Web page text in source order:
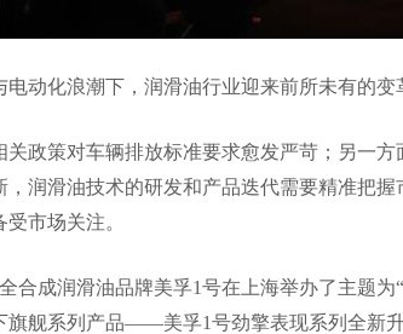
电动化浪潮下，润滑油行业迎来前所未有的变
关政策对车辆排放标准要求愈发严苛；另一
，润滑油技术的研发和产品迭代需要精准把
市场关注。
合成润滑油品牌美孚1号在上海举办了主题
旗舰系列产品——美孚1号劲擎表现系列全新升